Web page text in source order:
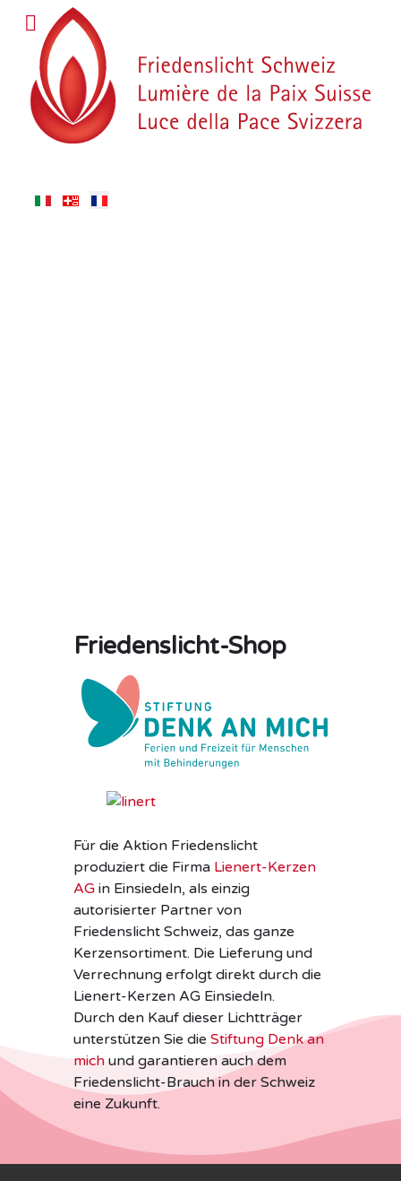
Sélectionnez votre langue
Friedenslicht-Shop
Für die Aktion Friedenslicht
produziert die Firma Lienert-Kerzen
AG in Einsiedeln, als einzig
autorisierter Partner von
Friedenslicht Schweiz, das ganze
Kerzensortiment. Die Lieferung und
Verrechnung erfolgt direkt durch die
Lienert-Kerzen AG Einsiedeln.
Durch den Kauf dieser Lichtträger
unterstützen Sie die Stiftung Denk an
mich und garantieren auch dem
Friedenslicht-Brauch in der Schweiz
eine Zukunft.